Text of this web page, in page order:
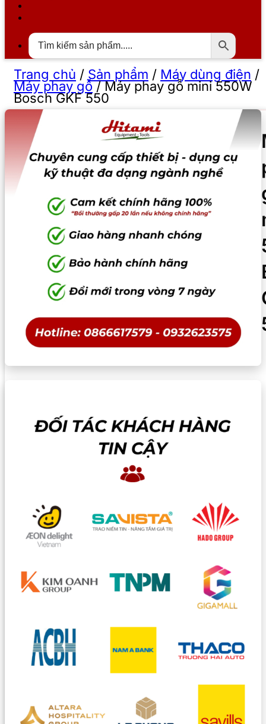
Trang chủ / Sản phẩm / Máy dùng điện /
Máy phay gỗ/Máy phay gỗ mini 550W
Bosch GKF 550